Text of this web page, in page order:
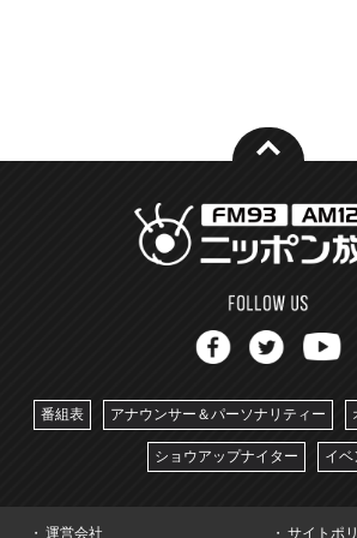
番組表 アナウンサー＆パーソナリティー
ショウアップナイター イベ
運営会社 サイトポ